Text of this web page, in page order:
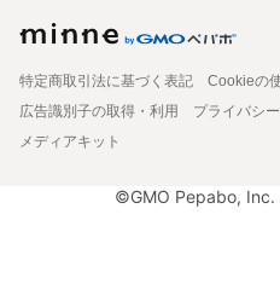
特定商取引法に基づく表記
Cookieの
広告識別子の取得・利用
プライバシ
メディアキット
©GMO Pepabo,